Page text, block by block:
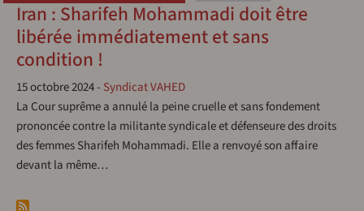
Iran : Sharifeh Mohammadi doit être
libérée immédiatement et sans
condition !
15 octobre 2024- Syndicat VAHED
La Cour suprême a annulé la peine cruelle et sans fondement
prononcée contre la militante syndicale et défenseure des droits
des femmes Sharifeh Mohammadi. Elle a renvoyé son affaire
devant la même…